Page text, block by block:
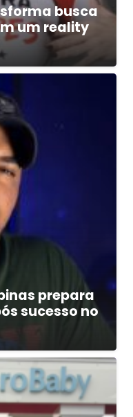
busca
um reality
prepara
sucesso no